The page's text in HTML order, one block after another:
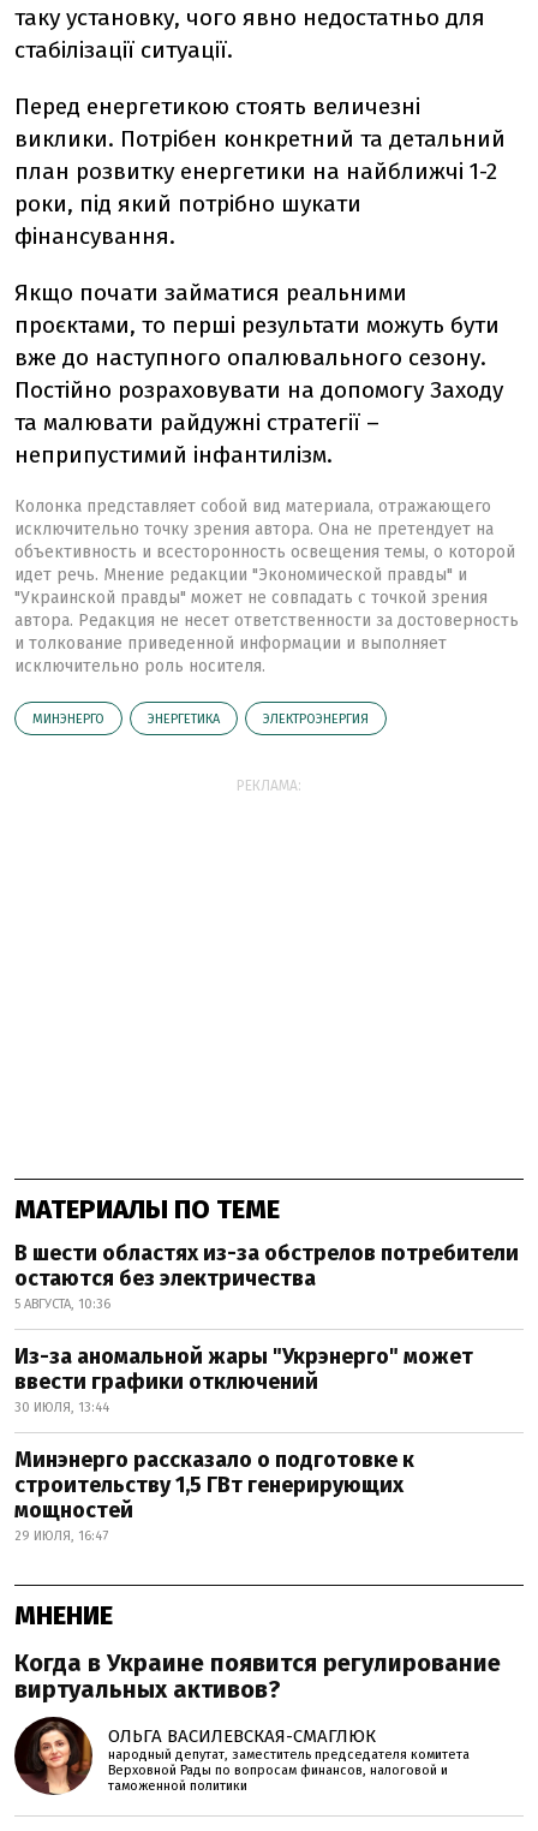
таку установку, чого явно недостатньо для
стабілізації ситуації.
Перед енергетикою стоять величезні
виклики. Потрібен конкретний та детальний
план розвитку енергетики на найближчі 1-2
роки, під який потрібно шукати
фінансування.
Якщо почати займатися реальними
проєктами, то перші результати можуть бути
вже до наступного опалювального сезону.
Постійно розраховувати на допомогу Заходу
та малювати райдужні стратегії –
неприпустимий інфантилізм.
Колонка представляет собой вид материала, отражающего
исключительно точку зрения автора. Она не претендует на
объективность и всесторонность освещения темы, о которой
идет речь. Мнение редакции "Экономической правды" и
"Украинской правды" может не совпадать с точкой зрения
автора. Редакция не несет ответственности за достоверность
и толкование приведенной информации и выполняет
исключительно роль носителя.
МИНЭНЕРГО ЭНЕРГЕТИКА ЭЛЕКТРОЭНЕРГИЯ
РЕКЛАМА:
МАТЕРИАЛЫ ПО ТЕМЕ
В шести областях из-за обстрелов потребители
остаются без электричества
5 АВГУСТА, 10:36
Из-за аномальной жары "Укрэнерго" может
ввести графики отключений
30 ИЮЛЯ, 13:44
Минэнерго рассказало о подготовке к
строительству 1,5 ГВт генерирующих
мощностей
29 ИЮЛЯ, 16:47
МНЕНИЕ
Когда в Украине появится регулирование
виртуальных активов?
ОЛЬГА ВАСИЛЕВСКАЯ-СМАГЛЮК
народный депутат, заместитель председателя комитета
Верховной Рады по вопросам финансов, налоговой и
таможенной политики